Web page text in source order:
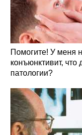
Помогите! У меня
конъюнктивит, что
патологии?